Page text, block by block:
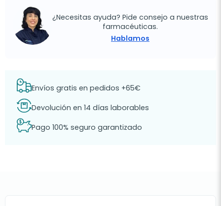
¿Necesitas ayuda? Pide consejo a nuestras
farmacéuticas.
Hablamos
Envíos gratis en pedidos +65€
Devolución en 14 días laborables
Pago 100% seguro garantizado